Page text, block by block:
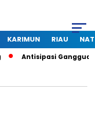
KARIMUN RIAU
Gangguan